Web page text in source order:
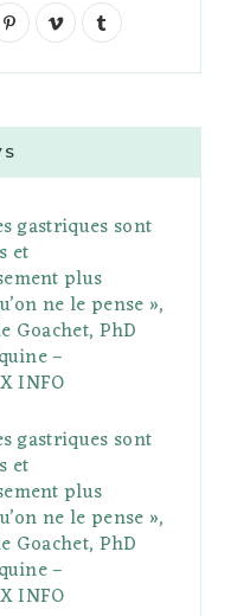
P
e
r
e
s
V
o
l
r
gastriques sont
et
plus
ne le pense »,
Goachet, PhD
–
INFO
gastriques sont
et
plus
ne le pense »,
Goachet, PhD
–
INFO